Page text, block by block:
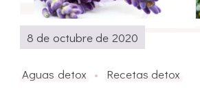
8 de octubre de 2020
Aguas detox Recetas detox